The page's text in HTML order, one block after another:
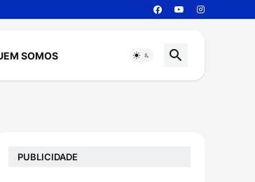
SOMOS
PUBLICIDADE